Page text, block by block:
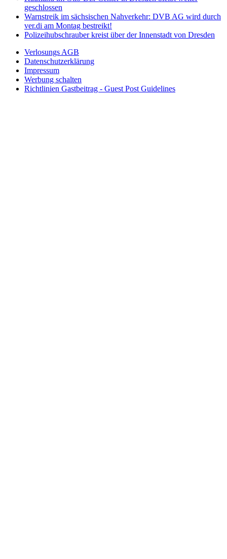
geschlossen
Warnstreik im sächsischen Nahverkehr: DVB AG wird durch
ver.di am Montag bestreikt!
Polizeihubschrauber kreist über der Innenstadt von Dresden
Verlosungs AGB
Datenschutzerklärung
Impressum
Werbung schalten
Richtlinien Gastbeitrag - Guest Post Guidelines